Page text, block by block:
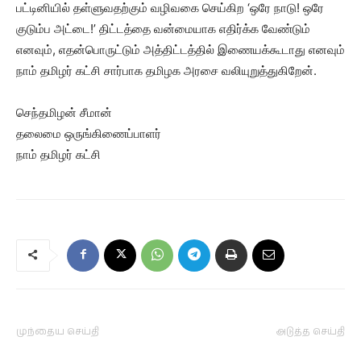
பட்டினியில் தள்ளுவதற்கும் வழிவகை செய்கிற ‘ஒரே நாடு! ஒரே
குடும்ப அட்டை!’ திட்டத்தை வன்மையாக எதிர்க்க வேண்டும்
எனவும், எதன்பொருட்டும் அத்திட்டத்தில் இணையக்கூடாது எனவும்
நாம் தமிழர் கட்சி சார்பாக தமிழக அரசை வலியுறுத்துகிறேன்.
செந்தமிழன் சீமான்
தலைமை ஒருங்கிணைப்பாளர்
நாம் தமிழர் கட்சி
முந்தைய செய்தி அடுத்த செய்தி